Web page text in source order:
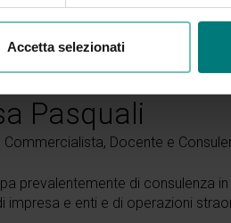
Accetta selezionati
Pasquali
Commercialista, Docente e
prevalentemente di consulenza
impresa e enti e di operazioni